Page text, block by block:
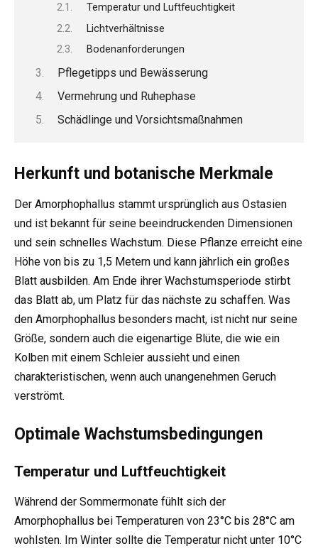
Temperatur und Luftfeuchtigkeit
Lichtverhältnisse
Bodenanforderungen
Pflegetipps und Bewässerung
Vermehrung und Ruhephase
Schädlinge und Vorsichtsmaßnahmen
Herkunft und botanische Merkmale
Der Amorphophallus stammt ursprünglich aus Ostasien
und ist bekannt für seine beeindruckenden Dimensionen
und sein schnelles Wachstum. Diese Pflanze erreicht eine
Höhe von bis zu 1,5 Metern und kann jährlich ein großes
Blatt ausbilden. Am Ende ihrer Wachstumsperiode stirbt
das Blatt ab, um Platz für das nächste zu schaffen. Was
den Amorphophallus besonders macht, ist nicht nur seine
Größe, sondern auch die eigenartige Blüte, die wie ein
Kolben mit einem Schleier aussieht und einen
charakteristischen, wenn auch unangenehmen Geruch
verströmt.
Optimale Wachstumsbedingungen
Temperatur und Luftfeuchtigkeit
Während der Sommermonate fühlt sich der
Amorphophallus bei Temperaturen von 23°C bis 28°C am
wohlsten. Im Winter sollte die Temperatur nicht unter 10°C